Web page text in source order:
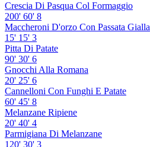
Crescia Di Pasqua Col Formaggio
200' 60' 8
Maccheroni D'orzo Con Passata Gialla
15' 15' 3
Pitta Di Patate
90' 30' 6
Gnocchi Alla Romana
20' 25' 6
Cannelloni Con Funghi E Patate
60' 45' 8
Melanzane Ripiene
20' 40' 4
Parmigiana Di Melanzane
120' 30' 3